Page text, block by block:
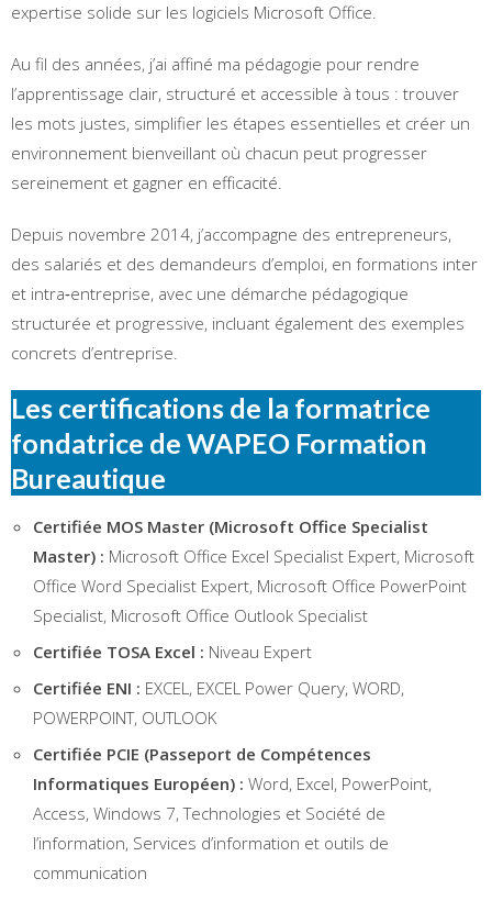
expertise solide sur les logiciels Microsoft Office.
Au fil des années, j’ai affiné ma pédagogie pour rendre
l’apprentissage clair, structuré et accessible à tous : trouver
les mots justes, simplifier les étapes essentielles et créer un
environnement bienveillant où chacun peut progresser
sereinement et gagner en efficacité.
Depuis novembre 2014, j’accompagne des entrepreneurs,
des salariés et des demandeurs d’emploi, en formations inter
et intra‑entreprise, avec une démarche pédagogique
structurée et progressive, incluant également des exemples
concrets d’entreprise.
Les certifications de la formatrice
fondatrice de WAPEO Formation
Bureautique
Certifiée MOS Master (Microsoft Office Specialist
Master) : Microsoft Office Excel Specialist Expert, Microsoft
Office Word Specialist Expert, Microsoft Office PowerPoint
Specialist, Microsoft Office Outlook Specialist
Certifiée TOSA Excel : Niveau Expert
Certifiée ENI : EXCEL, EXCEL Power Query, WORD,
POWERPOINT, OUTLOOK
Certifiée PCIE (Passeport de Compétences
Informatiques Européen) : Word, Excel, PowerPoint,
Access, Windows 7, Technologies et Société de
l’information, Services d’information et outils de
communication